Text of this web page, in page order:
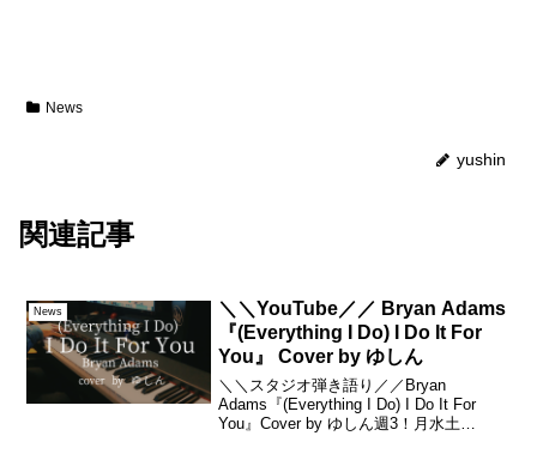
News
yushin
関連記事
News
＼＼YouTube／／ Bryan Adams
『(Everything I Do) I Do It For
You』 Cover by ゆしん
＼＼スタジオ弾き語り／／Bryan
Adams『(Everything I Do) I Do It For
You』Cover by ゆしん週3！月水土